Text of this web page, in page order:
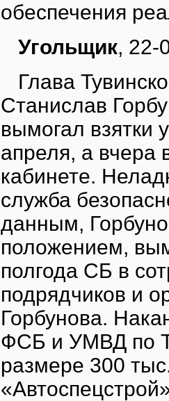
обеспечения
Угольщик, 22-
Глава
Станислав
вымогал взятки
апреля, а вчера
кабинете.
служба
данным,
положением,
полгода СБ в
подрядчиков и
Горбунова.
ФСБ и УМВД по
размере 300